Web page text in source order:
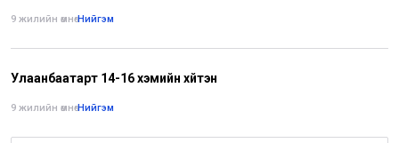
9 жилийн өмнө•Нийгэм
Улаанбаатарт 14-16 хэмийн хүйтэн
9 жилийн өмнө•Нийгэм